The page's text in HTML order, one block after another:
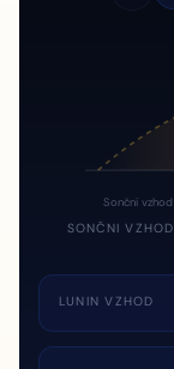
Sončni vzhod
SONČNI VZHOD
LUNIN VZHOD